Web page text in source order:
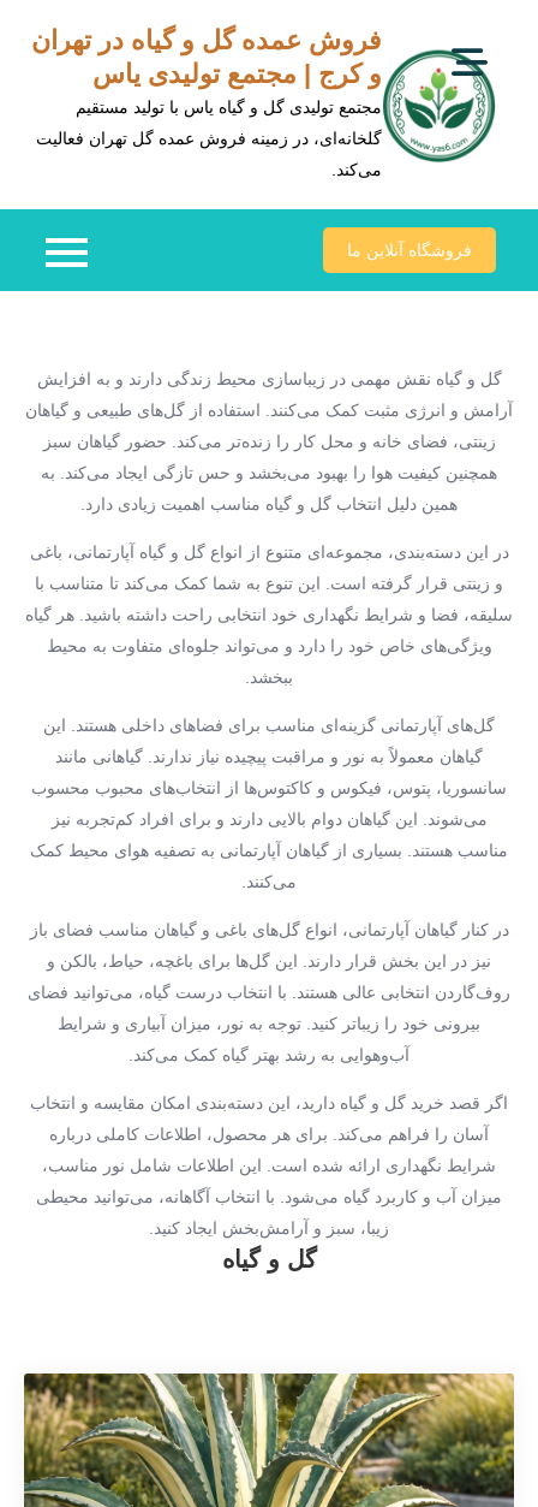
content
فروش عمده گل و گیاه در تهران
و کرج | مجتمع تولیدی یاس
مجتمع تولیدی گل و گیاه یاس با تولید مستقیم
گلخانه‌ای، در زمینه فروش عمده گل تهران فعالیت
می‌کند.
فروشگاه آنلاین ما
گل و گیاه نقش مهمی در زیباسازی محیط زندگی دارند و به افزایش
آرامش و انرژی مثبت کمک می‌کنند. استفاده از گل‌های طبیعی و گیاهان
زینتی، فضای خانه و محل کار را زنده‌تر می‌کند. حضور گیاهان سبز
همچنین کیفیت هوا را بهبود می‌بخشد و حس تازگی ایجاد می‌کند. به
همین دلیل انتخاب گل و گیاه مناسب اهمیت زیادی دارد.
در این دسته‌بندی، مجموعه‌ای متنوع از انواع گل و گیاه آپارتمانی، باغی
و زینتی قرار گرفته است. این تنوع به شما کمک می‌کند تا متناسب با
سلیقه، فضا و شرایط نگهداری خود انتخابی راحت داشته باشید. هر گیاه
ویژگی‌های خاص خود را دارد و می‌تواند جلوه‌ای متفاوت به محیط
ببخشد.
گل‌های آپارتمانی گزینه‌ای مناسب برای فضاهای داخلی هستند. این
گیاهان معمولاً به نور و مراقبت پیچیده نیاز ندارند. گیاهانی مانند
سانسوریا، پتوس، فیکوس و کاکتوس‌ها از انتخاب‌های محبوب محسوب
می‌شوند. این گیاهان دوام بالایی دارند و برای افراد کم‌تجربه نیز
مناسب هستند. بسیاری از گیاهان آپارتمانی به تصفیه هوای محیط کمک
می‌کنند.
در کنار گیاهان آپارتمانی، انواع گل‌های باغی و گیاهان مناسب فضای باز
نیز در این بخش قرار دارند. این گل‌ها برای باغچه، حیاط، بالکن و
روف‌گاردن انتخابی عالی هستند. با انتخاب درست گیاه، می‌توانید فضای
بیرونی خود را زیباتر کنید. توجه به نور، میزان آبیاری و شرایط
آب‌وهوایی به رشد بهتر گیاه کمک می‌کند.
اگر قصد خرید گل و گیاه دارید، این دسته‌بندی امکان مقایسه و انتخاب
آسان را فراهم می‌کند. برای هر محصول، اطلاعات کاملی درباره
شرایط نگهداری ارائه شده است. این اطلاعات شامل نور مناسب،
میزان آب و کاربرد گیاه می‌شود. با انتخاب آگاهانه، می‌توانید محیطی
زیبا، سبز و آرامش‌بخش ایجاد کنید.
گل و گیاه